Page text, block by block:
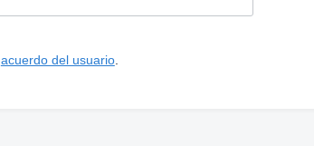
acuerdo del usuario.